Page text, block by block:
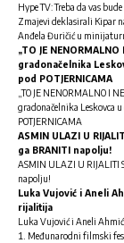
Hype TV: Treba da vas
Zmajevi deklasirali Kipar
Anđela Đuričić u
„TO JE
gradonačelnika
pod POTJERNICAMA
„TO JE NENORMALNO I
gradonačelnika Leskovca
POTJERNICAMA
ASMIN ULAZI U
ga BRANITI napolju!
ASMIN ULAZI U RIJALITI
napolju!
Luka Vujović i Aneli
rijalitija
Luka Vujović i Aneli
Međunarodni filmski